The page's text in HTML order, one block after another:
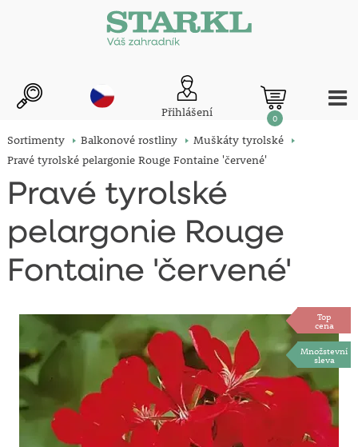
Přihlášení 0
Sortimenty Balkonové rostliny
Muškáty tyrolské
Pravé tyrolské pelargonie Rouge Fontaine 'červené'
Pravé tyrolské
pelargonie Rouge
Fontaine 'červené'
Top
cena
Množstevní
sleva